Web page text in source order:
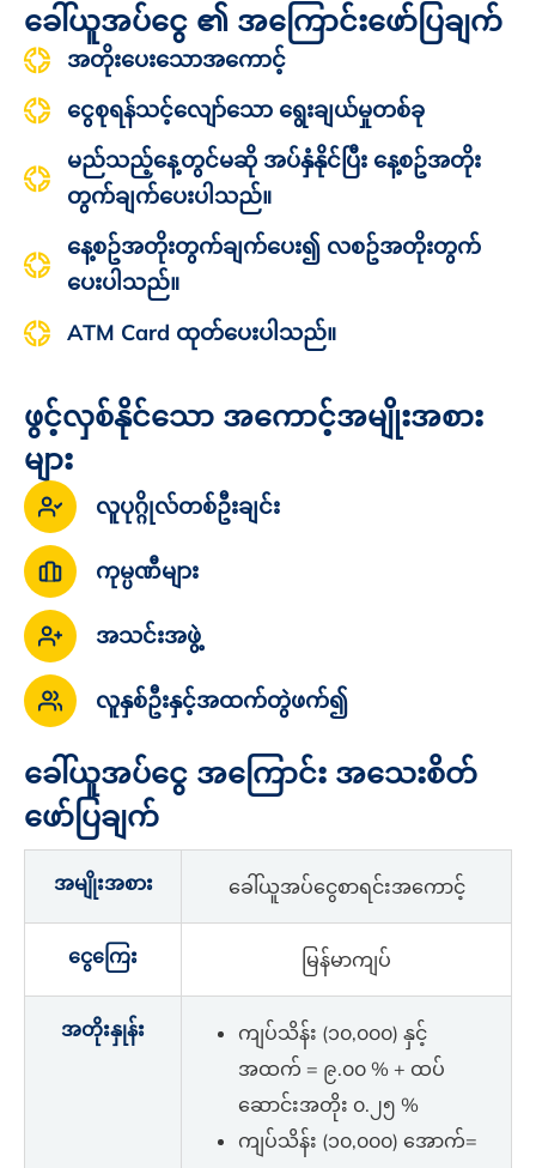
ခေါ်ယူအပ်ငွေ ၏ အကြောင်းဖော်ပြချက်
အတိုးပေးသောအကောင့်
‌ငွေစုရန်သင့်လျော်သော ‌ရွေးချယ်မှုတစ်ခု
မည်သည့်နေ့တွင်မဆို အပ်နှံနိုင်ပြီး နေ့စဥ်အတိုး
တွက်ချက်ပေးပါသည်။
နေ့စဥ်အတိုးတွက်ချက်ပေး၍ လစဥ်အတိုးတွက်
ပေးပါသည်။
ATM Card ထုတ်ပေးပါသည်။
ဖွင့်လှစ်နိုင်သော အကောင့်အမျိုးအစား
များ
လူပုဂ္ဂိုလ်တစ်ဦးချင်း
ကုမ္ပဏီများ
အသင်းအဖွဲ့
လူနှစ်ဦးနှင့်အထက်တွဲဖက်၍
ခေါ်ယူအပ်ငွေ အကြောင်း အသေးစိတ်
ဖော်ပြချက်
အမျိုးအစား ‌ခေါ်ယူအပ်ငွေစာရင်းအကောင့်
ငွေ‌‌‌ကြေး မြန်မာကျပ်
အတိုးနှုန်း
ကျပ်သိန်း (၁၀,၀၀၀) နှင့်
အထက် = ၉.၀၀ % + ထပ်
ဆောင်းအတိုး ၀.၂၅ %
ကျပ်သိန်း (၁၀,၀၀၀) အောက်=